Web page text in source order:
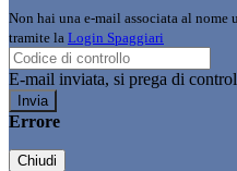
Non hai una e-mail associata al nome
tramite la Login Spaggiari
E-mail inviata, si prega di
Errore
Chiudi